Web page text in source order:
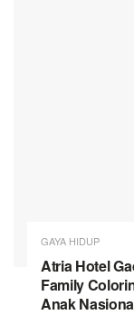
GAYA HIDUP
Atria Hotel
Family
Anak